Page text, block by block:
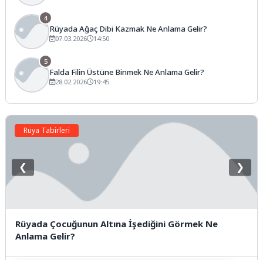
4
Rüyada Ağaç Dibi Kazmak Ne Anlama Gelir?
07.03.2026 14:50
5
Falda Filin Üstüne Binmek Ne Anlama Gelir?
28.02.2026 19:45
Rüya Tabirleri
Rüyada Çocuğunun Altına İşediğini Görmek Ne
Anlama Gelir?
❮ ❯